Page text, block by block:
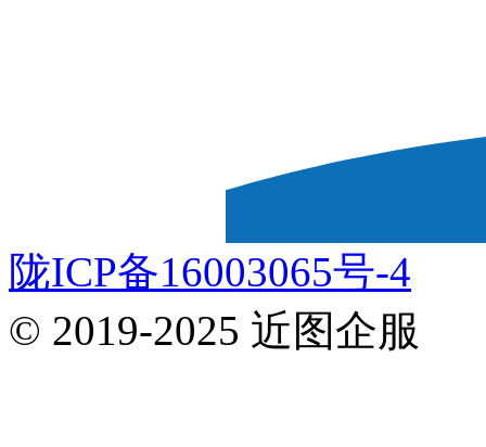
陇ICP备16003065号-4
© 2019-2025 近图企服